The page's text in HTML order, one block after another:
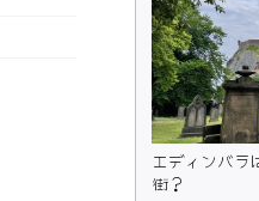
エディンバラ
街？